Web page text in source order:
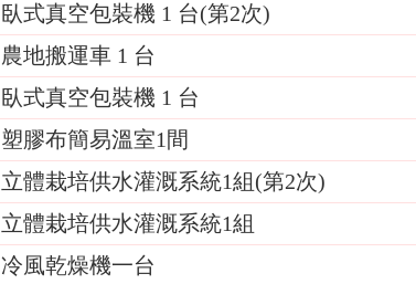
臥式真空包裝機 1 台(第2次)
農地搬運車 1 台
臥式真空包裝機 1 台
塑膠布簡易溫室1間
立體栽培供水灌溉系統1組(第2次)
立體栽培供水灌溉系統1組
冷風乾燥機一台